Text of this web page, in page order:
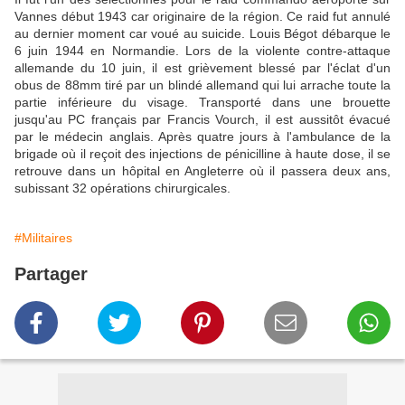
Vannes début 1943 car originaire de la région. Ce raid fut annulé
au dernier moment car voué au suicide. Louis Bégot débarque le
6 juin 1944 en Normandie. Lors de la violente contre-attaque
allemande du 10 juin, il est grièvement blessé par l'éclat d'un
obus de 88mm tiré par un blindé allemand qui lui arrache toute la
partie inférieure du visage. Transporté dans une brouette
jusqu'au PC français par Francis Vourch, il est aussitôt évacué
par le médecin anglais. Après quatre jours à l'ambulance de la
brigade où il reçoit des injections de pénicilline à haute dose, il se
retrouve dans un hôpital en Angleterre où il passera deux ans,
subissant 32 opérations chirurgicales.
#Militaires
Partager